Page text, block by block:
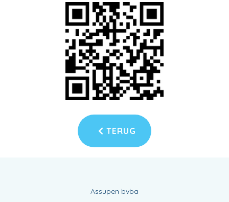
TERUG
Assupen bvba